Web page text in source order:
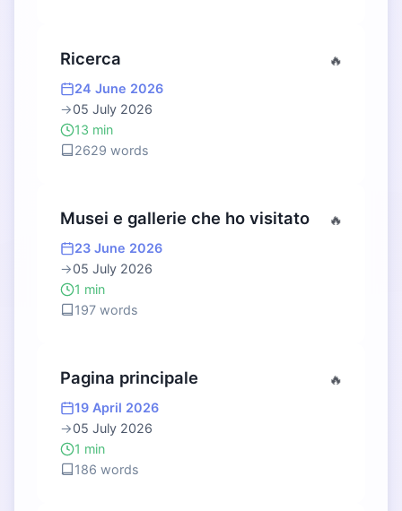
Ricerca 🔥
24 June 2026
→05 July 2026
13 min
2629 words
Musei e gallerie che ho visitato 🔥
23 June 2026
→05 July 2026
1 min
197 words
Pagina principale 🔥
19 April 2026
→05 July 2026
1 min
186 words